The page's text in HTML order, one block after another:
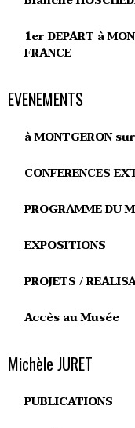
1er DEPART à
FRANCE
EVENEMENTS
à MONTGERON
CONFERENCES
PROGRAMME DU
EXPOSITIONS
PROJETS /
Accès au Musée
Michèle JURET
PUBLICATIONS